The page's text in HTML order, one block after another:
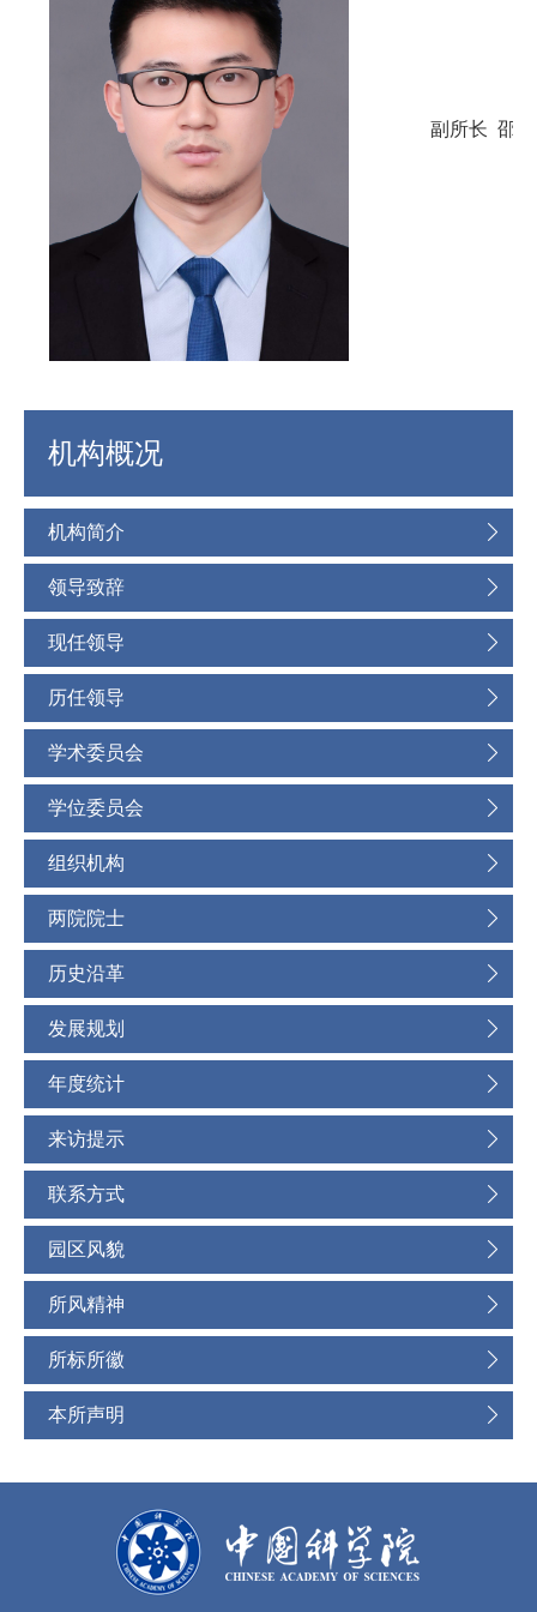
副所长 邵
机构概况
机构简介
领导致辞
现任领导
历任领导
学术委员会
学位委员会
组织机构
两院院士
历史沿革
发展规划
年度统计
来访提示
联系方式
园区风貌
所风精神
所标所徽
本所声明